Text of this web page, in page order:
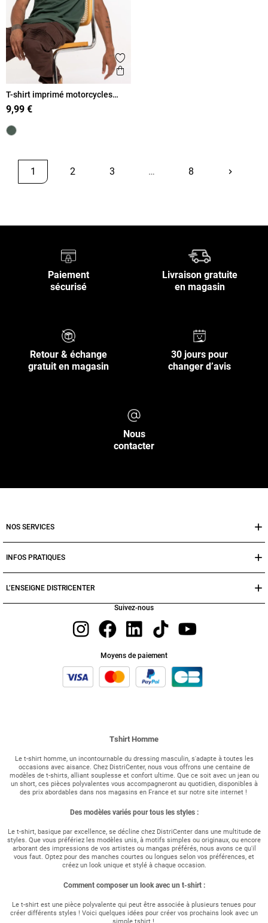
Tshirt Homme
Le t-shirt homme, un incontournable du dressing masculin, s'adapte à toutes les
occasions avec aisance. Chez DistriCenter, nous vous offrons une centaine de
modèles de t-shirts, alliant souplesse et confort ultime. Que ce soit avec un jean ou
un short, ces pièces polyvalentes vous accompagneront au quotidien, disponibles à
des prix abordables dans nos magasins en France et sur notre site internet !
Des modèles variés pour tous les styles :
Le t-shirt, basique par excellence, se décline chez DistriCenter dans une multitude de
styles. Que vous préfériez les modèles unis, à motifs simples ou originaux, ou encore
arborant des impressions de vos artistes ou mangas préférés, nous avons ce qu'il
vous faut. Optez pour des manches courtes ou longues selon vos préférences, et
créez un look unique et stylé à chaque occasion.
Comment composer un look avec un t-shirt :
Le t-shirt est une pièce polyvalente qui peut être associée à plusieurs tenues pour
créer différents styles ! Voici quelques idées pour créer vos prochains look avec un
Ajouter aux favoris
Aperçu rapide
T-shirt imprimé motorcycles
homme
9,99 €
1 2 3 … 8 keyboard_arrow_rightSuivant
Paiement
sécurisé
Livraison gratuite
en magasin
Retour & échange
gratuit en magasin
30 jours pour
changer d’avis
Nous
contacter
NOS SERVICES
INFOS PRATIQUES
L’ENSEIGNE DISTRICENTER
Suivez-nous
Moyens de paiement